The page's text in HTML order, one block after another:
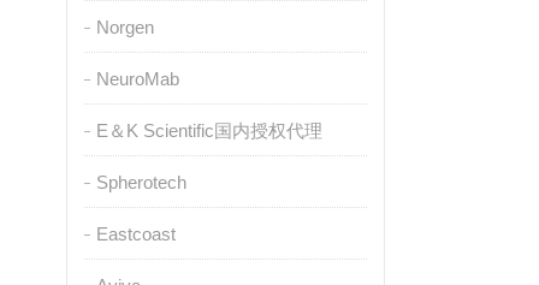
Norgen
NeuroMab
E＆K Scientific国内授权代理
Spherotech
Eastcoast